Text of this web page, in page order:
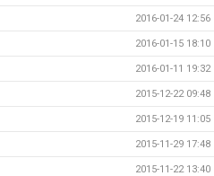
2016-01-24 12:56
2016-01-15 18:10
2016-01-11 19:32
2015-12-22 09:48
2015-12-19 11:05
2015-11-29 17:48
2015-11-22 13:40